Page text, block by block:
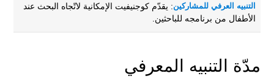
التنبيه العرفي للمشاركين: يقدّم كوجنيفيت الإمكانية لاتّجاه البحث عند
الأطفال من برنامجه للباحثين.
مدّة التنبيه المعرفي